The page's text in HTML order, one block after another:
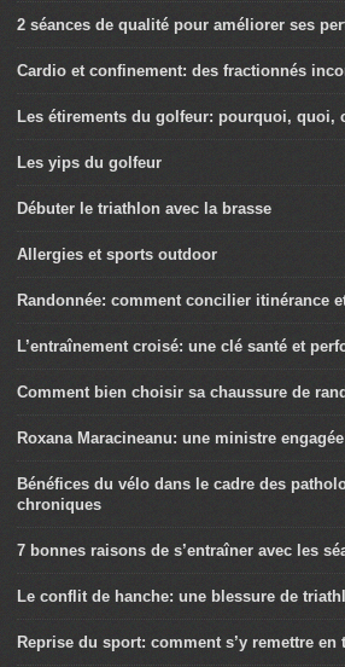
2 séances de qualité pour améliorer ses
Cardio et confinement: des fractionnés
Les étirements du golfeur: pourquoi, quoi,
Les yips du golfeur
Débuter le triathlon avec la brasse
Allergies et sports outdoor
Randonnée: comment concilier itinérance
L’entraînement croisé: une clé santé et
Comment bien choisir sa chaussure de
Roxana Maracineanu: une ministre
Bénéfices du vélo dans le cadre des
chroniques
7 bonnes raisons de s’entraîner avec les
Le conflit de hanche: une blessure de
Reprise du sport: comment s’y remettre en